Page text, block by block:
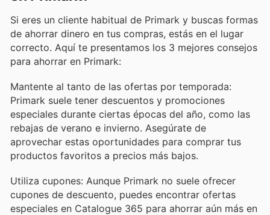
Si eres un cliente habitual de Primark y buscas formas
de ahorrar dinero en tus compras, estás en el lugar
correcto. Aquí te presentamos los 3 mejores consejos
para ahorrar en Primark:
Mantente al tanto de las ofertas por temporada:
Primark suele tener descuentos y promociones
especiales durante ciertas épocas del año, como las
rebajas de verano e invierno. Asegúrate de
aprovechar estas oportunidades para comprar tus
productos favoritos a precios más bajos.
Utiliza cupones: Aunque Primark no suele ofrecer
cupones de descuento, puedes encontrar ofertas
especiales en Catalogue 365 para ahorrar aún más en